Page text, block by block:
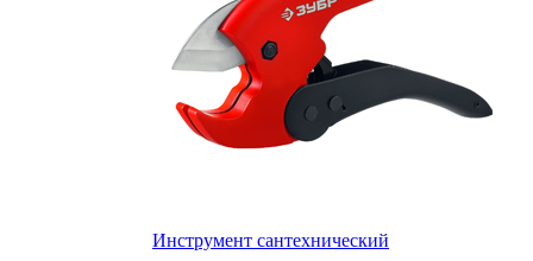
Инструмент сантехнический